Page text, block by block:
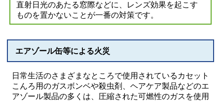
直射日光のあたる窓際などに、レンズ効果を起こす
ものを置かないことが一番の対策です。
エアゾール缶等による火災
日常生活のさまざまなところで使用されているカセット
こんろ用のガスボンベや殺虫剤、ヘアケア製品などのエ
アゾール製品の多くは、圧縮された可燃性のガスを使用